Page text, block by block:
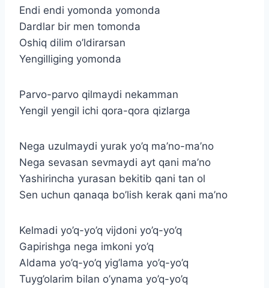
Endi endi yomonda yomonda
Dardlar bir men tomonda
Oshiq dilim o’ldirarsan
Yengilliging yomonda
Parvo-parvo qilmaydi nekamman
Yengil yengil ichi qora-qora qizlarga
Nega uzulmaydi yurak yo’q ma’no-ma’no
Nega sevasan sevmaydi ayt qani ma’no
Yashirincha yurasan bekitib qani tan ol
Sen uchun qanaqa bo’lish kerak qani ma’no
Kelmadi yo’q-yo’q vijdoni yo’q-yo’q
Gapirishga nega imkoni yo’q
Aldama yo’q-yo’q yig’lama yo’q-yo’q
Tuyg’olarim bilan o’ynama yo’q-yo’q